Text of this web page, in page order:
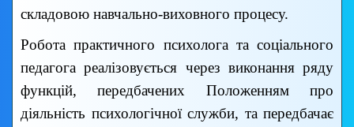
складовою навчально-виховного процесу.
Робота практичного психолога та соціального
педагога реалізовується через виконання ряду
функцій, передбачених Положенням про
діяльність психологічної служби, та передбачає